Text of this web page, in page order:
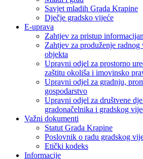
Savjet mladih Grada Krapine
Dječje gradsko vijeće
E-uprava
Zahtjev za pristup
Zahtjev za produženje
objekta
Upravni odjel za prostorno
zaštitu okoliša i imovinsko
Upravni odjel za gradnju,
gospodarstvo
Upravni odjel za društvene
gradonačelnika i gradskog
Važni dokumenti
Statut Grada Krapine
Poslovnik o radu gradskog
Etički kodeks
Informacije